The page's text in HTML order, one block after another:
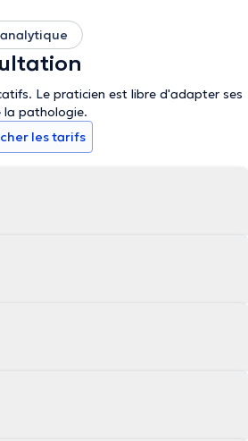
Le praticien est libre d'adapter ses
la pathologie.
les tarifs